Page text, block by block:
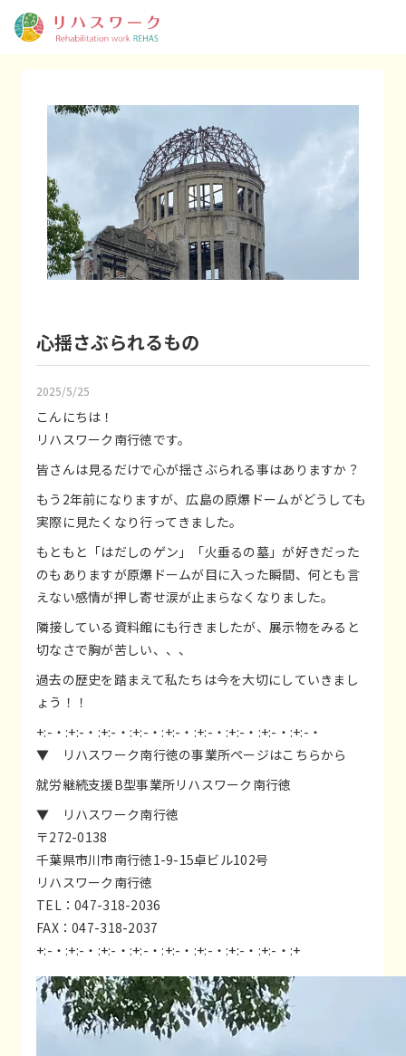
心揺さぶられるもの
2025/5/25
こんにちは！
リハスワーク南行徳です。
皆さんは見るだけで心が揺さぶられる事はありますか？
もう2年前になりますが、広島の原爆ドームがどうしても
実際に見たくなり行ってきました。
もともと「はだしのゲン」「火垂るの墓」が好きだった
のもありますが原爆ドームが目に入った瞬間、何とも言
えない感情が押し寄せ涙が止まらなくなりました。
隣接している資料館にも行きましたが、展示物をみると
切なさで胸が苦しい、、、
過去の歴史を踏まえて私たちは今を大切にしていきまし
ょう！！
+:-・:+:-・:+:-・:+:-・:+:-・:+:-・:+:-・:+:-・:+:-・
▼ リハスワーク南行徳の事業所ページはこちらから
就労継続支援B型事業所リハスワーク南行徳
▼ リハスワーク南行徳
〒272-0138
千葉県市川市南行徳1-9-15卓ビル102号
リハスワーク南行徳
TEL：047-318-2036
FAX：047-318-2037
+:-・:+:-・:+:-・:+:-・:+:-・:+:-・:+:-・:+:-・:+